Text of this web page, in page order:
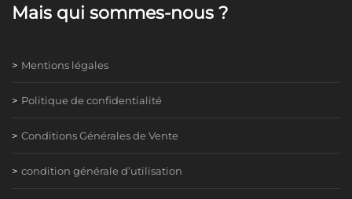
Mais qui sommes-nous ?
Mentions légales
Politique de confidentialité
Conditions Générales de Vente
condition générale d’utilisation